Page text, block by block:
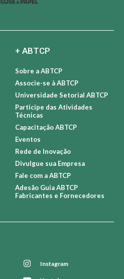
+ ABTCP
Sobre a ABTCP
Associe-se à ABTCP
Universidade Setorial ABTCP
Participe das Atividades
Técnicas
Capacitação ABTCP
Eventos
Rede de Inovação
Divulgue sua Empresa
Fale com a ABTCP
Adesão Guia ABTCP
Fabricantes e Fornecedores
Instagram